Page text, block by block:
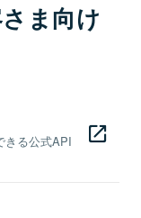
ま向け
きる公式API